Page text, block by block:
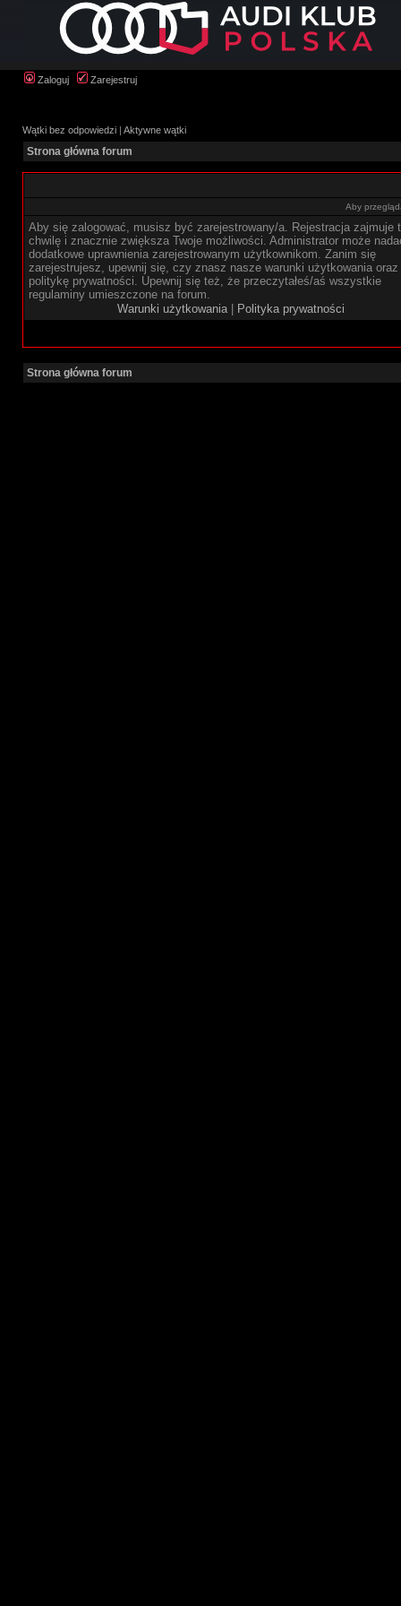
Zaloguj Zarejestruj
Wątki bez odpowiedzi | Aktywne wątki
Strona główna forum
Aby
Aby się zalogować, musisz być zarejestrowany/a. Rejestracja zajmuje
chwilę i znacznie zwiększa Twoje możliwości. Administrator może
dodatkowe uprawnienia zarejestrowanym użytkownikom. Zanim się
zarejestrujesz, upewnij się, czy znasz nasze warunki użytkowania oraz
politykę prywatności. Upewnij się też, że przeczytałeś/aś wszystkie
regulaminy umieszczone na forum.
Warunki użytkowania| Polityka prywatności
Strona główna forum